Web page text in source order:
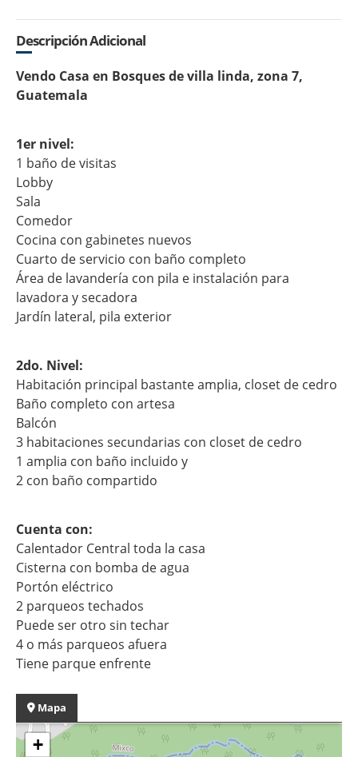
Descripción Adicional
Vendo Casa en Bosques de villa linda, zona 7,
Guatemala
1er nivel:
1 baño de visitas
Lobby
Sala
Comedor
Cocina con gabinetes nuevos
Cuarto de servicio con baño completo
Área de lavandería con pila e instalación para
lavadora y secadora
Jardín lateral, pila exterior
2do. Nivel:
Habitación principal bastante amplia, closet de cedro
Baño completo con artesa
Balcón
3 habitaciones secundarias con closet de cedro
1 amplia con baño incluido y
2 con baño compartido
Cuenta con:
Calentador Central toda la casa
Cisterna con bomba de agua
Portón eléctrico
2 parqueos techados
Puede ser otro sin techar
4 o más parqueos afuera
Tiene parque enfrente
Mapa
+